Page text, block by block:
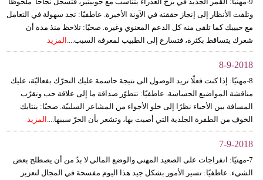
وتلفت الأنظار إلى إنجاز حققته في الآونة الأخيرة. عاطفيًا: تجد سهولة في التعامل
مع حبيبك كما تلقى منه كل الدعم المعنوي وغيره. صحيًا: تلاحظ منذ مدة أن
شعرك يتساقط بكثرة، فتسارع إلى الطبيب لمعرفة السبب.... المزيد
8-9-2018
8-مهنيًا: إذا كنت فعلًا تريد الوصول الى نتيجة حاسمة عليك التحرّك بفعاليّة، عليك
مناقشة المواضيع الحساسة. عاطفيًا: تتطوّر صداقة ما إلى علاقة حب وتقرّب
المسافة بين الأحباء نظرًا إلى خلو الأجواء من المشاعر السلبيّة. صحيًا: ينتابك
الخوف من الطفرة الجلدية التي أصبت بها، وتشعر بأن الحرّ سببها.... المزيد
7-9-2018
7-مهنيًا: انفراجات على الصعيد المهني والوضع المالي لا بدّ من أن يصطلح بعض
الشيء. عاطفيًا: تسير الأمور بشكل جيد هذا اليوم مفسحة في المجال لتعزيز